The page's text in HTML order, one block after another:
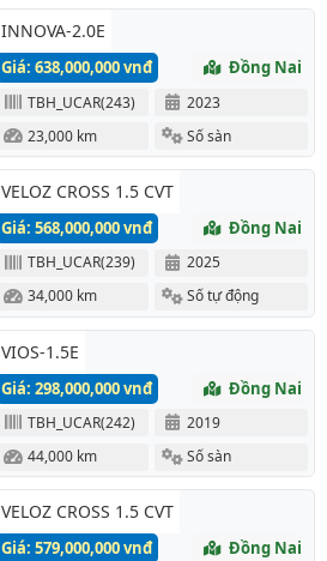
INNOVA-2.0E
Giá: 638,000,000 vnđ Đồng Nai
TBH_UCAR(243)
2023
23,000 km
Số sàn
VELOZ CROSS 1.5 CVT
Giá: 568,000,000 vnđ Đồng Nai
TBH_UCAR(239)
2025
34,000 km
Số tự động
VIOS-1.5E
Giá: 298,000,000 vnđ Đồng Nai
TBH_UCAR(242)
2019
44,000 km
Số sàn
VELOZ CROSS 1.5 CVT
Giá: 579,000,000 vnđ Đồng Nai